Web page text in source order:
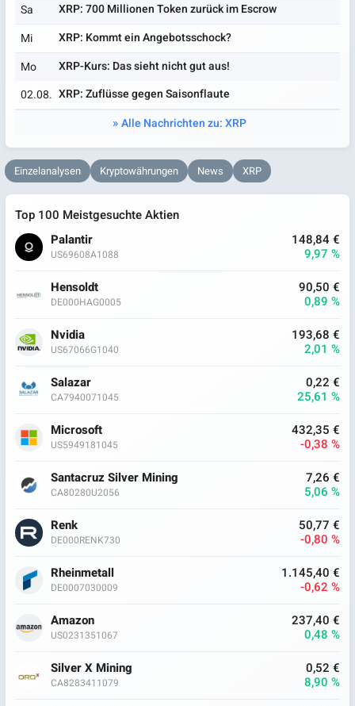
Sa
XRP: 700 Millionen Token zurück im Escrow
Mi
XRP: Kommt ein Angebotsschock?
Mo
XRP-Kurs: Das sieht nicht gut aus!
02.08. XRP: Zuflüsse gegen Saisonflaute
Alle Nachrichten zu: XRP
Einzelanalysen Kryptowährungen News XRP
Top 100 Meistgesuchte Aktien
Palantir
US69608A1088
148,84 €
9,97 %
Hensoldt
DE000HAG0005
90,50 €
0,89 %
Nvidia
US67066G1040
193,68 €
2,01 %
Salazar
CA7940071045
0,22 €
25,61 %
Microsoft
US5949181045
432,35 €
-0,38 %
Santacruz Silver Mining
CA80280U2056
7,26 €
5,06 %
Renk
DE000RENK730
50,77 €
-0,80 %
Rheinmetall
DE0007030009
1.145,40 €
-0,62 %
Amazon
US0231351067
237,40 €
0,48 %
Silver X Mining
CA8283411079
0,52 €
8,90 %